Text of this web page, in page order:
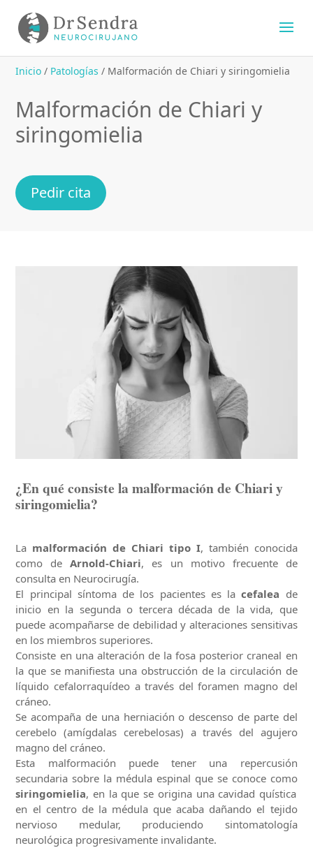
Inicio / Patologías / Malformación de Chiari y siringomielia
Malformación de Chiari y
siringomielia
Pedir cita
¿En qué consiste la malformación de Chiari y
siringomielia?
La malformación de Chiari tipo I, también conocida
como deArnold-Chiari, es un motivo frecuente de
consulta en Neurocirugía.
El principal síntoma de los pacientes es lacefalea de
inicio en la segunda o tercera década de la vida, que
puede acompañarse de debilidad y alteraciones sensitivas
en los miembros superiores.
Consiste en una alteración de la fosa posterior craneal en
la que se manifiesta una obstrucción de la circulación de
líquido cefalorraquídeo a través del foramen magno del
cráneo.
Se acompaña de una herniación o descenso de parte del
cerebelo (amígdalas cerebelosas) a través del agujero
magno del cráneo.
Esta malformación puede tener una repercusión
secundaria sobre la médula espinal que se conoce como
siringomielia, en la que se origina una cavidad quística
en el centro de la médula que acaba dañando el tejido
nervioso medular, produciendo sintomatología
neurológica progresivamente invalidante.